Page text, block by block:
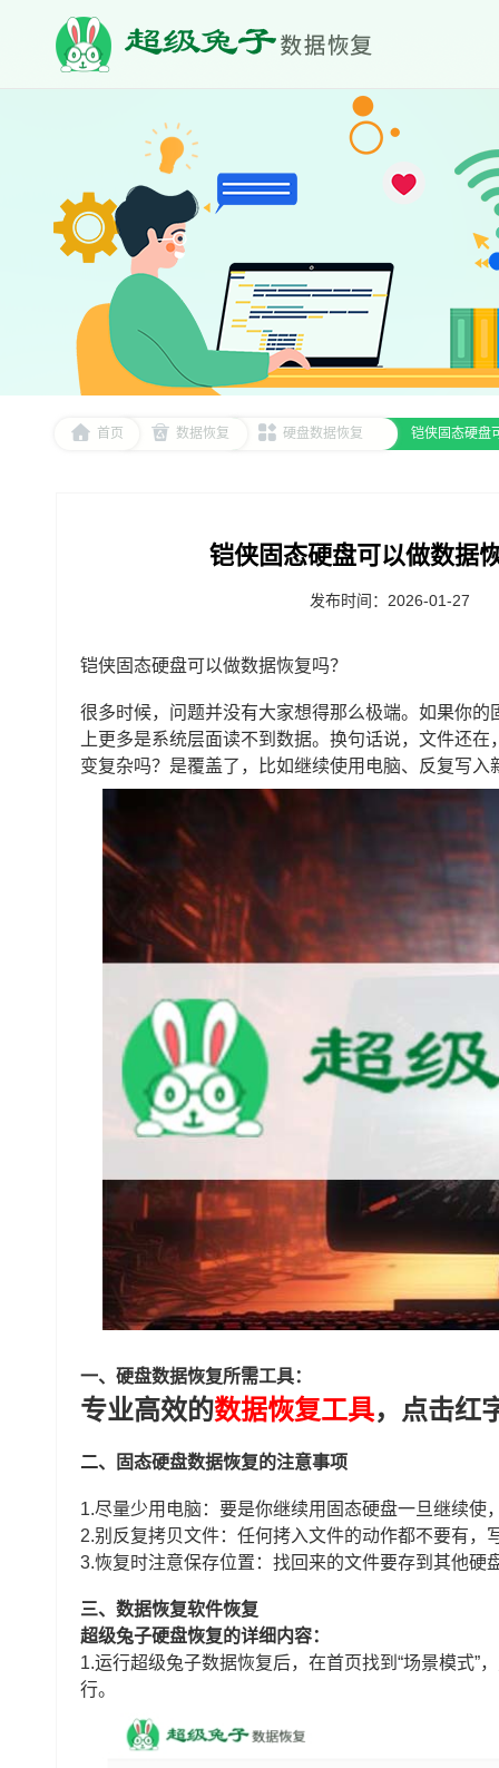
首页 数据恢复 硬盘数据恢复 铠侠固态硬盘
铠侠固态硬盘可以做数据
发布时间：2026-01-27
铠侠固态硬盘可以做数据恢复吗？
很多时候，问题并没有大家想得那么极端。如果你
上更多是系统层面读不到数据。换句话说，文件还
变复杂吗？是覆盖了，比如继续使用电脑、反复写
一、硬盘数据恢复所需工具：
专业高效的数据恢复工具，点击红
二、固态硬盘数据恢复的注意事项
1.尽量少用电脑：要是你继续用固态硬盘一旦继续
2.别反复拷贝文件：任何拷入文件的动作都不要有
3.恢复时注意保存位置：找回来的文件要存到其他硬
三、数据恢复软件恢复
超级兔子硬盘恢复的详细内容：
1.运行超级兔子数据恢复后，在首页找到“场景模式”
行。